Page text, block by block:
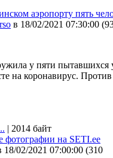
аэропорту пять
в 18/02/2021 07:30:00 (
у пяти пытавшихся
на коронавирус.
| 2014 байт
фотографии на SETI.ee
18/02/2021 07:00:00 (310